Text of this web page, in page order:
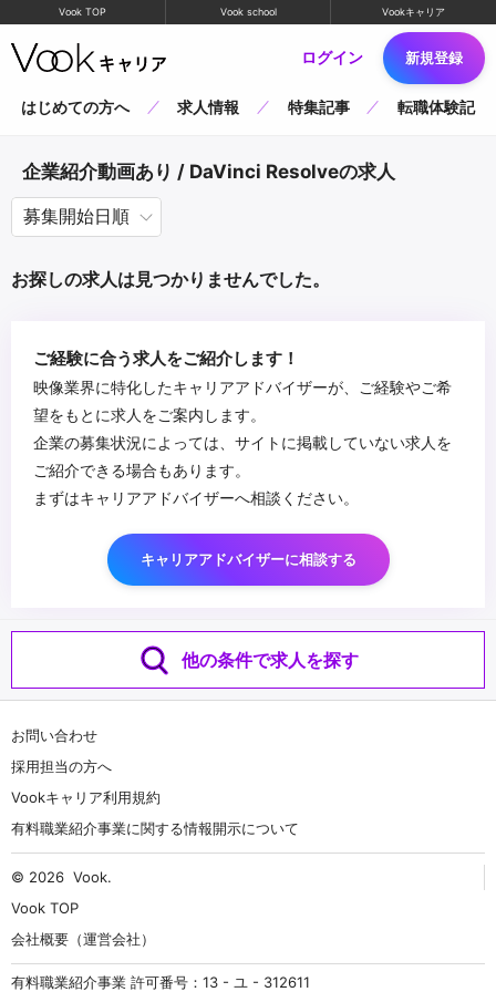
Vook TOP Vook school Vookキャリア
ログイン 新規登録
はじめての方へ 求人情報 特集記事 転職体験記
企業紹介動画あり / DaVinci Resolveの求人
お探しの求人は見つかりませんでした。
ご経験に合う求人をご紹介します！
映像業界に特化したキャリアアドバイザーが、ご経験やご希
望をもとに求人をご案内します。
企業の募集状況によっては、サイトに掲載していない求人を
ご紹介できる場合もあります。
まずはキャリアアドバイザーへ相談ください。
キャリアアドバイザーに相談する
他の条件で求人を探す
お問い合わせ
採用担当の方へ
Vookキャリア利用規約
有料職業紹介事業に関する情報開示について
© 2026 Vook.
Vook TOP
会社概要（運営会社）
有料職業紹介事業 許可番号：13 - ユ - 312611